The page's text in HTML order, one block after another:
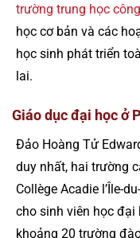
trường trung học
học cơ bản và các
học sinh phát triển
lai.
Giáo dục đại học ở
Đảo Hoàng Tử
duy nhất, hai trường
Collège Acadie l’Île-
cho sinh viên học đại
khoảng 20 trường